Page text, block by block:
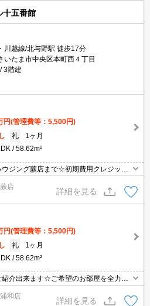
十五番館
川越線/北与野駅 徒歩17分
いたま市中央区本町西４丁目
3階建
円(管理費等：5,500円)
礼
1ヶ月
58.62m²
ジング蕨店まで☆初期費用クレジット
見・契約もお気軽にご相談ください！
店
詳細を見る
円(管理費等：5,500円)
礼
1ヶ月
58.62m²
介出来ます☆ご希望のお部屋を全力で
和店
詳細を見る